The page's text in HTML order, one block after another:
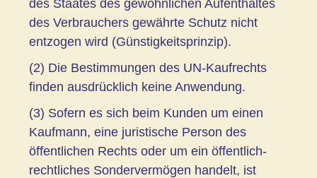
des Staates des gewöhnlichen Aufenthaltes
des Verbrauchers gewährte Schutz nicht
entzogen wird (Günstigkeitsprinzip).
(2) Die Bestimmungen des UN-Kaufrechts
finden ausdrücklich keine Anwendung.
(3) Sofern es sich beim Kunden um einen
Kaufmann, eine juristische Person des
öffentlichen Rechts oder um ein öffentlich-
rechtliches Sondervermögen handelt, ist